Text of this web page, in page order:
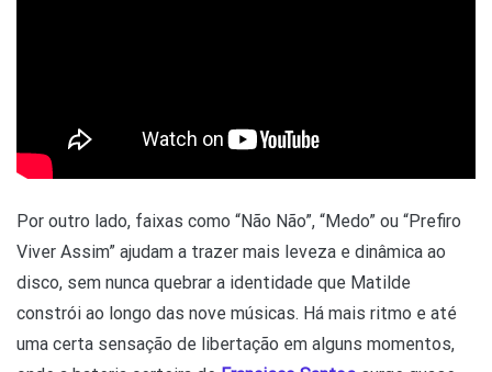
Por outro lado, faixas como “Não Não”, “Medo” ou “Prefiro
Viver Assim” ajudam a trazer mais leveza e dinâmica ao
disco, sem nunca quebrar a identidade que Matilde
constrói ao longo das nove músicas. Há mais ritmo e até
uma certa sensação de libertação em alguns momentos,